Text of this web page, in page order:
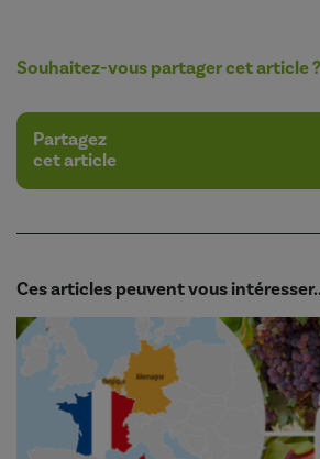
Souhaitez-vous partager cet article ?
Partagez
cet article
Ces articles peuvent vous